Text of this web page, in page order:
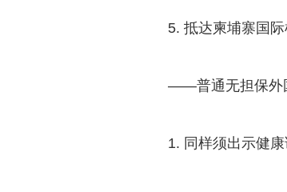
5. 抵达柬埔寨国
——普通无担保外
1. 同样须出示健康